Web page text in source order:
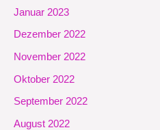
Januar 2023
Dezember 2022
November 2022
Oktober 2022
September 2022
August 2022